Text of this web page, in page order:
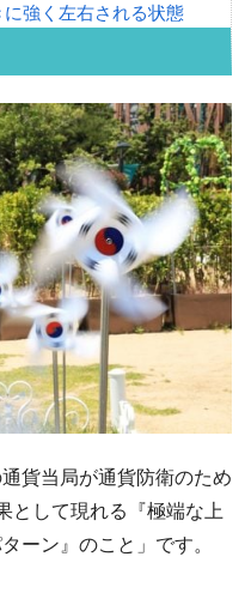
強く左右される状態
クラ政策室長が告発され
作であり、空前の国政壟
丸刈りになって抗議活
出を異常増加させる ⇒ 中
絶好調」のウラで他業
況は決して良くない。
韓国消費者院が『クーパ
認定 ⇒ 総額3兆7,000億
部では干ばつ
載の次世代駆逐艦
公示
貨当局が通貨防衛のため
として現れる『極端な上
ーン』のこと」です。